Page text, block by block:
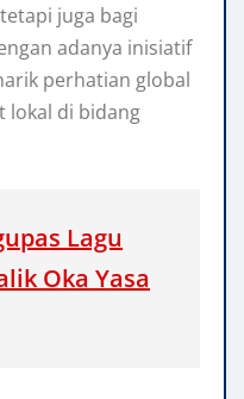
juga bagi
adanya inisiatif
perhatian global
lokal di bidang
Lagu
Oka Yasa